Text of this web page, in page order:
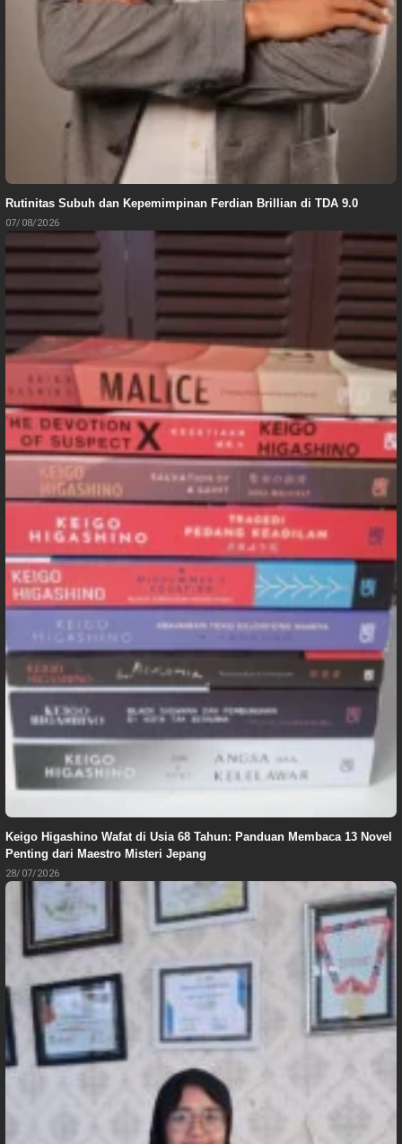
Rutinitas Subuh dan Kepemimpinan Ferdian Brillian di TDA 9.0
07/08/2026
Keigo Higashino Wafat di Usia 68 Tahun: Panduan Membaca 13 Novel
Penting dari Maestro Misteri Jepang
28/07/2026